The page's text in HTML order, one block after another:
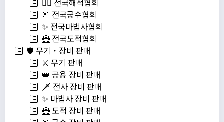
🏹 전국궁수협회
✨ 전국마법사협회
🦹 전국도적협회
🛡️ 무기・장비 판매
⚔️ 무기 판매
👑 공용 장비 판매
🗡️ 전사 장비 판매
✨ 마법사 장비 판매
🦹 도적 장비 판매